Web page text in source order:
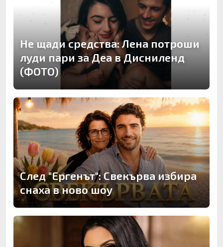
Не щади средства: Лена потроши
луди пари за Деа в Дисниленд
(ФОТО)
След "Ергенът": Свекърва избира
снаха в ново шоу